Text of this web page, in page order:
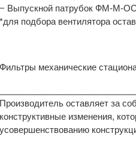
− Выпускной патрубок ФМ-М-
*для подбора вентилятора
Фильтры механические
Производитель оставляет за
конструктивные изменения,
усовершенствованию